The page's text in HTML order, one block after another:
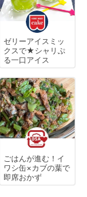
ゼリーアイスミッ
クスで★シャリぷ
る一口アイス
ごはんが進む！イ
ワシ缶×カブの葉で
即席おかず